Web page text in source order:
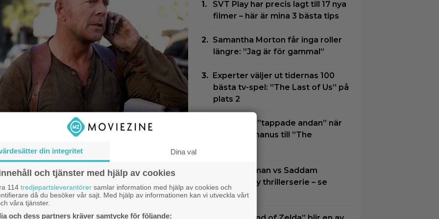
filmen som
var bättre än 1:an
SVT Play har precis lagt till 17 nya
filmer – här är mina 3 bästa tips
Samantha Morton får inga roller
längre: ”Jag är för gammal”
Experter väljer ut tidernas 100
bästa tv-spel: ”The Last of Us” på
plats 2
Elliot Page ”tappade andan” när
han läste manus till ”The
Joel Kinnaman vs Saddam
Hussein i ny thrillerserie – se
trailern här
din integritet Dina val
och tjänster med hjälp av cookies
114 tredjepartsleverantörer samlar information med hjälp av cookies och
då du besöker vår sajt. Med hjälp av informationen kan vi utveckla vårt
våra tjänster.
och dess partners kräver samtycke för följande: